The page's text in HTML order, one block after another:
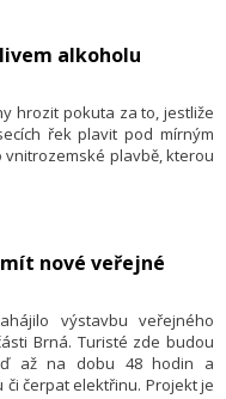
alkoholu
hrozit pokuta za to, jestliže
řek plavit pod mírným
plavbě, kterou
nové veřejné
výstavbu veřejného
Brná. Turisté zde budou
až na dobu 48 hodin a
čerpat elektřinu. Projekt je